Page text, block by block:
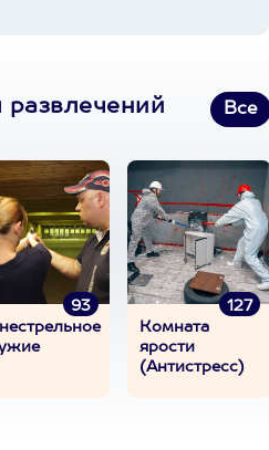
Все
93
127
Комната
ярости
(Антистресс)